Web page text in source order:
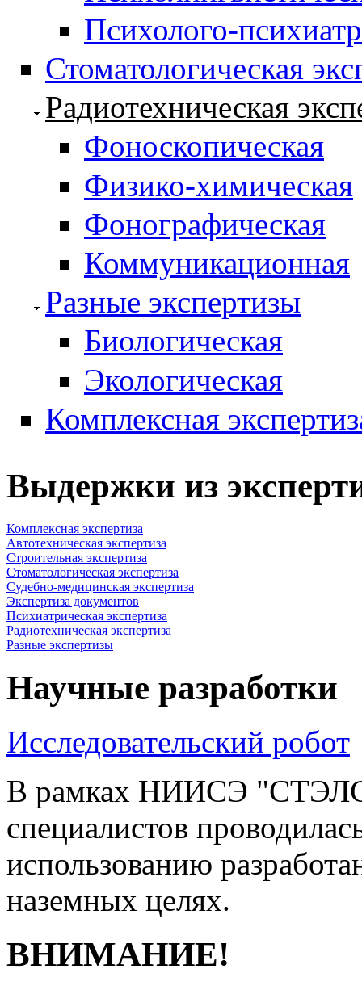
Психолого-
Стоматологическая
Радиотехническая
Фоноскопическая
Физико-химическая
Фонографическая
Коммуникационная
Разные экспертизы
Биологическая
Экологическая
Комплексная
Выдержки из
Комплексная экспертиза
Автотехническая экспертиза
Строительная экспертиза
Стоматологическая экспертиза
Судебно-медицинская экспертиза
Экспертиза документов
Психиатрическая экспертиза
Радиотехническая экспертиза
Разные экспертизы
Научные разработки
Исследовательский робот
В рамках НИИСЭ
специалистов
использованию
наземных целях.
ВНИМАНИЕ!